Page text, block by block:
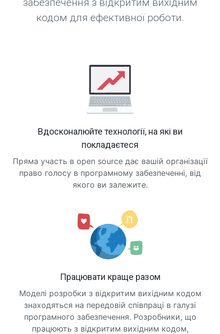
забезпечення з відкритим вихідним
кодом для ефективної роботи.
Вдосконалюйте технології, на які ви
покладаєтеся
Пряма участь в open source дає вашій організації
право голосу в програмному забезпеченні, від
якого ви залежите.
Працювати краще разом
Моделі розробки з відкритим вихідним кодом
знаходяться на передовій співпраці в галузі
програмного забезпечення. Розробники, що
працюють з відкритим вихідним кодом,